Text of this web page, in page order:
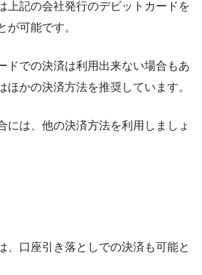
上記の会社発行のデビットカードを
が可能です。
ドでの決済は利用出来ない場合もあ
ほかの決済方法を推奨しています。
には、他の決済方法を利用しましょ
、口座引き落としでの決済も可能と